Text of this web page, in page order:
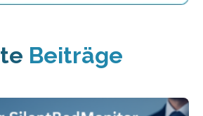
Beiträge